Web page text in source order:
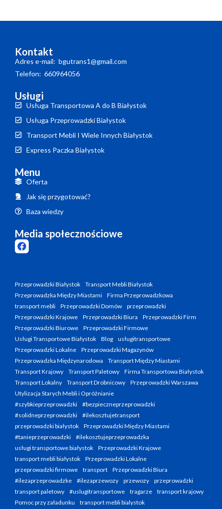
Kontakt
Adres e-mail: bgutrans1@gmail.com
Telefon: 660964056
Usługi
Usługa Transportowa A do B Białystok
Usługa Przeprowadzki Białystok
Transport Mebli I Wiele Innych Białystok
Express Paczka Białystok
Menu
Oferta
Jak się przygotować?
Baza wiedzy
Media społecznościowe
Przeprowadzki Białystok
Transport Mebli Białystok
Przeprowadzka Między Miastami
Firma Przeprowadzkowa
transport mebli
Przeprowadzki Domów
przeprowadzki
Przeprowadzki Krajowe
Przeprowadzki Biura
Przeprowadzki Firm
Przeprowadzki Biurowe
Przeprowadzki Firmowe
Usługi Transportowe Białystok
Blog
usługitransportowe
Przeprowadzki Lokalne
Przeprowadzki Magazynów
Przeprowadzka Międzynarodowa
Transport Między Miastami
Transport Krajowy
Transport Paletowy
Firma Transportowa Białystok
Transport Lokalny
Transport Drobnicowy
Przeprowadzki Warszawa
Utylizacja Starych Mebli i Opróżnianie
#szybkieprzeprowadzki
#bezpieczneprzeprowadzki
#solidneprzeprowadzki
#ilekosztujetransport
przeprowadzki białystok
Przeprowadzki Między Miastami
#tanieprzeprowadzki
#ilekosztujeprzeprowadzka
usługi transportowe białystok
Przeprowadzki Krajowe
transport mebli białystok
Przeprowadzki Lokalne
przeprowadzki firmowe
transport
Przeprowadzki Biura
#ilezaprzeprowadzke
#ilezaprzewozy przewozy
przeprowadzki
transport paletowy
#uslugitransportowe tragarze
transport krajowy
Pomoc przy załadunku
transport mebli bialystok